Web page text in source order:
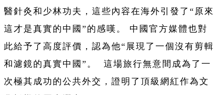
醫針灸和少林功夫，這些內容在海外引發了“原來
這才是真實的中國”的感嘆。 中國官方媒體也對
此給予了高度評價，認為他“展現了一個沒有剪輯
和濾鏡的真實中國”。 這場旅行無意間成為了一
次極其成功的公共外交，證明了頂級網紅作為文